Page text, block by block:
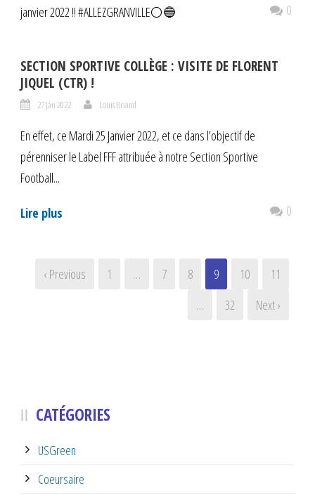
janvier 2022 !! #ALLEZGRANVILLE⚪️🔵
0
SECTION SPORTIVE COLLÈGE : VISITE DE FLORENT
JIQUEL (CTR) !
27 Jan 2022 Louis Briand
En effet, ce Mardi 25 Janvier 2022, et ce dans l’objectif de
pérenniser le Label FFF attribuée à notre Section Sportive
Football...
Lire plus 0
‹ Previous 1 … 7 8 9 10
11
…
32 Next ›
CATÉGORIES
USGreen
Coeursaire